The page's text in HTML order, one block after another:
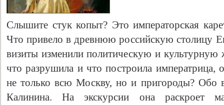
Слышите стук копыт? Это императорская
Что привело в древнюю российскую столицу
визиты изменили политическую и культурную
что разрушила и что построила императрица,
не только всю Москву, но и пригороды? Обо
Калинина. На экскурсии она раскроет